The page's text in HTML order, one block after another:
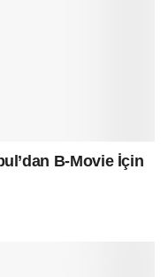
B-Movie İçin